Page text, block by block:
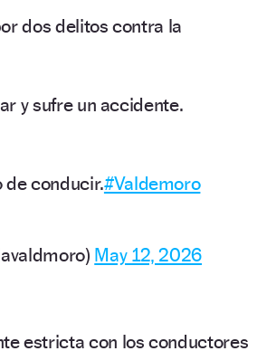
dos delitos contra la
y sufre un accidente.
de conducir.#Valdemoro
May 12, 2026
estricta con los conductores